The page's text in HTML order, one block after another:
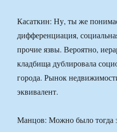
Касаткин: Ну, ты же
дифференциация,
прочие язвы. Вероятно,
кладбища дублировала
города. Рынок
эквивалент.
Манцов: Можно было тогда